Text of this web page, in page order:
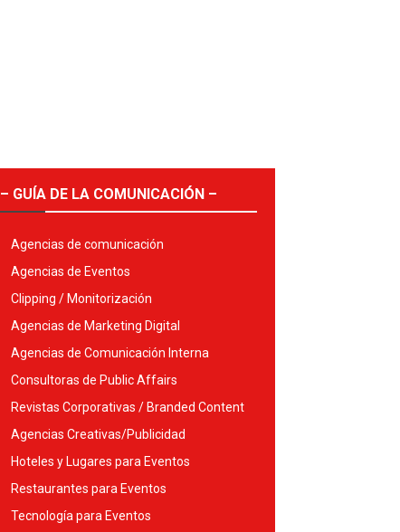
– GUÍA DE LA COMUNICACIÓN –
Agencias de comunicación
Agencias de Eventos
Clipping / Monitorización
Agencias de Marketing Digital
Agencias de Comunicación Interna
Consultoras de Public Affairs
Revistas Corporativas / Branded Content
Agencias Creativas/Publicidad
Hoteles y Lugares para Eventos
Restaurantes para Eventos
Tecnología para Eventos